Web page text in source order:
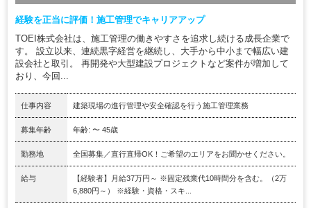
経験を正当に評価！施工管理でキャリアアップ
TOEI株式会社は、施工管理の働きやすさを追求し続ける成長企業で
す。 設立以来、連続黒字経営を継続し、大手から中小まで幅広い建
設会社と取引。 再開発や大型建設プロジェクトなど案件が増加して
おり、今回...
仕事内容 建築現場の進行管理や安全確認を行う施工管理業務
募集年齢 年齢: 〜 45歳
勤務地 全国募集／直行直帰OK！ご希望のエリアをお聞かせください。
給与
【経験者】月給37万円～ ※固定残業代10時間分を含む。（2万
6,880円～） ※経験・資格・スキ...